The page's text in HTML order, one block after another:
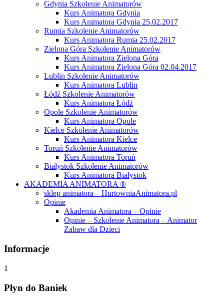
Gdynia Szkolenie Animatorów
Kurs Animatora Gdynia
Kurs Animatora Gdynia 25.02.2017
Rumia Szkolenie Animatorów
Kurs Animatora Rumia 25.02.2017
Zielona Góra Szkolenie Animatorów
Kurs Animatora Zielona Góra
Kurs Animatora Zielona Góra 02.04.2017
Lublin Szkolenie Animatorów
Kurs Animatora Lublin
Łódź Szkolenie Animatorów
Kurs Animatora Łódź
Opole Szkolenie Animatorów
Kurs Animatora Opole
Kielce Szkolenie Animatorów
Kurs Animatora Kielce
Toruń Szkolenie Animatorów
Kurs Animatora Toruń
Białystok Szkolenie Animatorów
Kurs Animatora Białystok
AKADEMIA ANIMATORA ®
sklep animatora – HurtowniaAnimatora.pl
Opinie
Akademia Animatora – Opinie
Opinie – Szkolenie Animatora – Animator
Zabaw dla Dzieci
Informacje
1
Płyn do Baniek